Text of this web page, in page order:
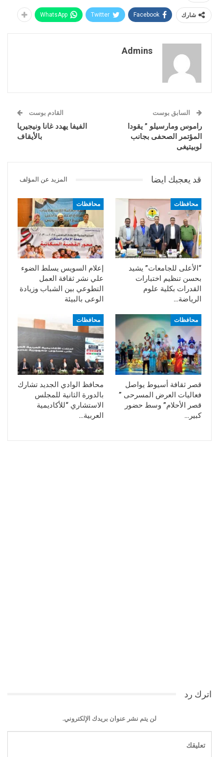
شارك Facebook
Twitter
WhatsApp
Admins
السابق بوست
راموس ومارسيلو ” يقودا
المؤتمر الصحفى بجانب
لوبيتيغى
القادم بوست
الفيفا يهدد غانا ونيجيريا
بالأيقاف
قد يعجبك ايضا المزيد عن المؤلف
محافظات
“الأعلى للجامعات” يشيد
بحسن تنظيم اختبارات
القدرات بكلية علوم
الرياضة…
محافظات
إعلام السويس يسلط الضوء
علي نشر ثقافة العمل
التطوعي بين الشباب وزيادة
الوعى بالبيئة
محافظات
قصر ثقافة أسيوط يواصل
فعاليات العرض المسرحى ”
قصر الأحلام” وسط حضور
كبير…
محافظات
محافظ الوادي الجديد تشارك
بالدورة الثانية للمجلس
الاستشاري “للأكاديمية
العربية…
اترك رد
لن يتم نشر عنوان بريدك الإلكتروني.